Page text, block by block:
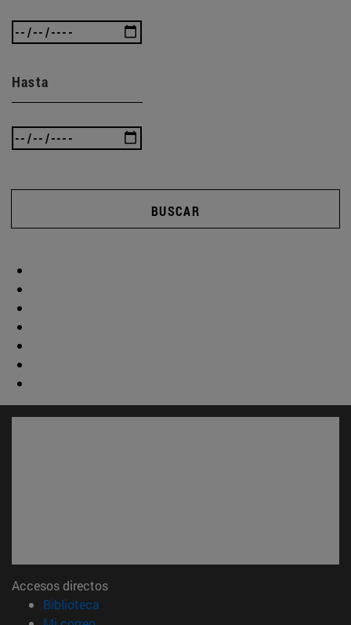
Hasta
BUSCAR
Accesos directos
Biblioteca